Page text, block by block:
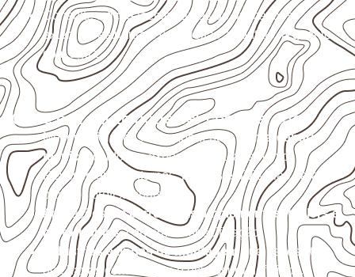
Consulte a ficha técnica antes de aplicações
externas, estruturais ou sujeitas a contato frequente
com água.
Onde o produto pode ser considerado
Móveis, divisórias e componentes de
marcenaria
técnica
, conforme exposição e acabamento.
Revestimentos internos, painéis e divisórias para
projetos profissionais.
Aplicações emcarrocerias, implementos, trailers e
motorhomes, conforme especificação.
Indústrias e linhas de montagem que necessitam
de chapas com formato e espessura definidos.